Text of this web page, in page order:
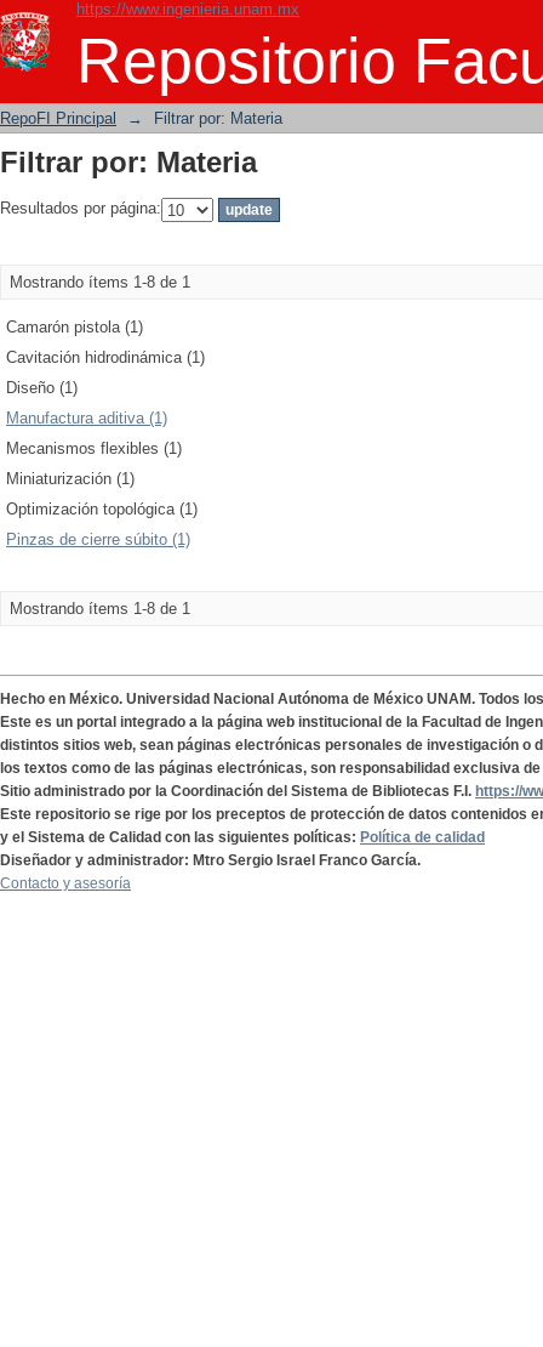
https://www.ingenieria.unam.mx
Repositorio
Filtrar por: Materia
RepoFI Principal → Filtrar por: Materia
Filtrar por: Materia
Resultados por página:
Mostrando ítems 1-8 de 1
Camarón pistola (1)
Cavitación hidrodinámica (1)
Diseño (1)
Manufactura aditiva (1)
Mecanismos flexibles (1)
Miniaturización (1)
Optimización topológica (1)
Pinzas de cierre súbito (1)
Mostrando ítems 1-8 de 1
Hecho en México. Universidad Nacional Autónoma de México UNAM. Todos
Este es un portal integrado a la página web institucional de la Facultad de
distintos sitios web, sean páginas electrónicas personales de investigación o
los textos como de las páginas electrónicas, son responsabilidad exclusiva
Sitio administrado por la Coordinación del Sistema de Bibliotecas F.I. https://
Este repositorio se rige por los preceptos de protección de datos contenidos
y el Sistema de Calidad con las siguientes políticas: Política de calidad
Diseñador y administrador: Mtro Sergio Israel Franco García.
Contacto y asesoría